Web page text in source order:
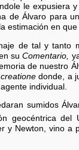
le expusiera
de Álvaro para
estimación en
de tal y
suComentario,
de nuestro
donde, a
individual.
sumidos
geocéntrica del
y Newton, vino